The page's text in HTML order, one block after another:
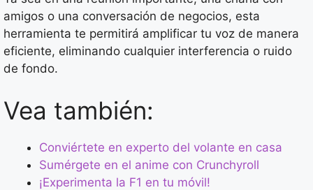
amigos o una conversación de negocios, esta
herramienta te permitirá amplificar tu voz de manera
eficiente, eliminando cualquier interferencia o ruido
de fondo.
Vea también:
Conviértete en experto del volante en casa
Sumérgete en el anime con Crunchyroll
¡Experimenta la F1 en tu móvil!